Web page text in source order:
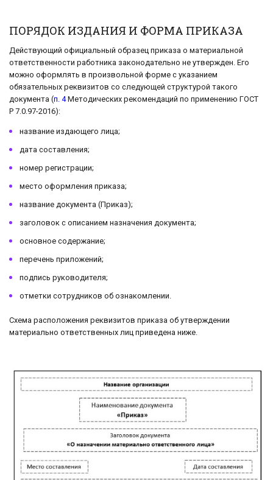
ПОРЯДОК ИЗДАНИЯ И ФОРМА ПРИКАЗА
Действующий официальный образец приказа о материальной
ответственности работника законодательно не утвержден. Его
можно оформлять в произвольной форме с указанием
обязательных реквизитов со следующей структурой такого
документа (п. 4Методических рекомендаций по применению ГОСТ
Р 7.0.97-2016):
название издающего лица;
дата составления;
номер регистрации;
место оформления приказа;
название документа (Приказ);
заголовок с описанием назначения документа;
основное содержание;
перечень приложений;
подпись руководителя;
отметки сотрудников об ознакомлении.
Схема расположения реквизитов приказа об утверждении
материально ответственных лиц приведена ниже.